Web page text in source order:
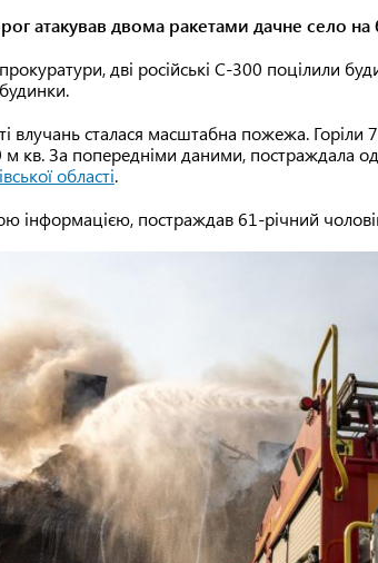
атакував двома ракетами дачне село
дві російські С-300 поцілили
влучань сталася масштабна пожежа. Горіли
м кв. За попередніми даними, постраждала
області.
інформацією, постраждав 61-річний